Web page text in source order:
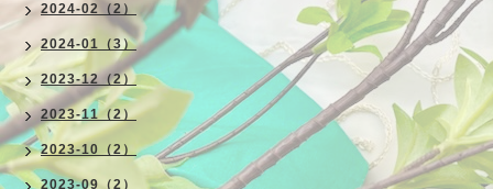
2024-02（2）
2024-01（3）
2023-12（2）
2023-11（2）
2023-10（2）
2023-09（2）